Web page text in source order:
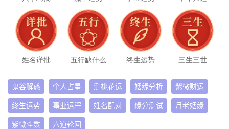
姓名详批 五行缺什么 终生运势 三生三世
鬼谷解惑 个人占星 测桃花运 姻缘分析 紫微财运
终生运势 事业运程 姓名配对 缘分测试 月老姻缘
紫微斗数 六道轮回